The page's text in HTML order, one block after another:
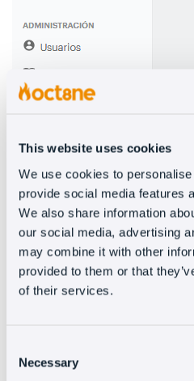
This website uses cookies
We use cookies to
provide social media features
We also share information
our social media, advertising
may combine it with other
provided to them or that
of their services.
Selection
Necessary
Impuestos como
Si tienes una tienda
una empresa, serán
estás obligado a
Modelo 202
presentar el resumen
correspondiente al